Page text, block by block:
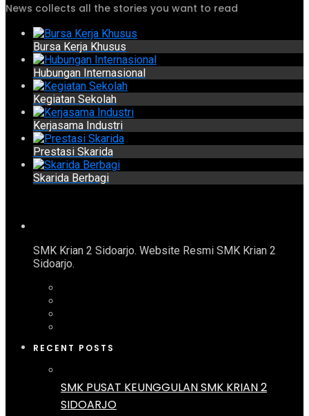
News collects all the stories you want to read
Bursa Kerja Khusus
Hubungan Internasional
Kegiatan Sekolah
Kerjasama Industri
Prestasi Skarida
Skarida Berbagi
SMK Krian 2 Sidoarjo. Website Resmi SMK Krian 2
Sidoarjo.
RECENT POSTS
SMK PUSAT KEUNGGULAN SMK KRIAN 2
SIDOARJO